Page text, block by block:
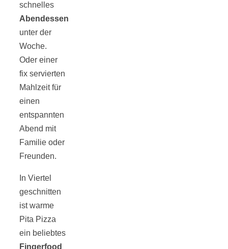
schnelles
Abendessen
unter der
Woche.
Oder einer
fix servierten
Mahlzeit für
einen
entspannten
Abend mit
Familie oder
Freunden.
In Viertel
geschnitten
ist warme
Pita Pizza
ein beliebtes
Fingerfood